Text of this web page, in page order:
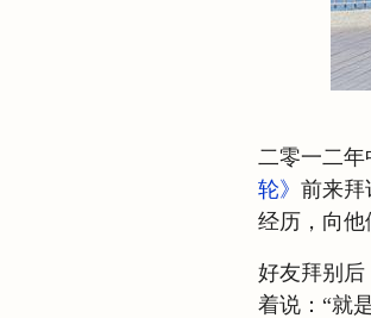
二零一二
轮》 前来拜
经历，向他
好友拜别后
着说：“就